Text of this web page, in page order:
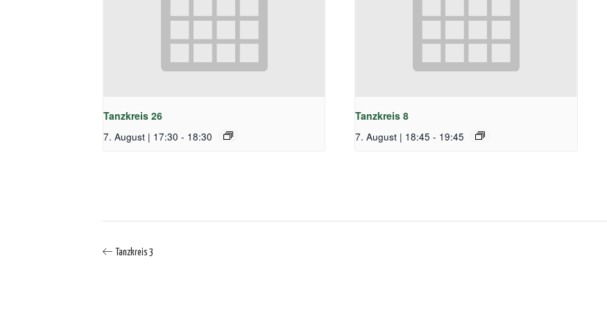
Tanzkreis 26
7. August | 17:30 - 18:30
Tanzkreis 8
7. August | 18:45 - 19:45
Tanzkreis 3